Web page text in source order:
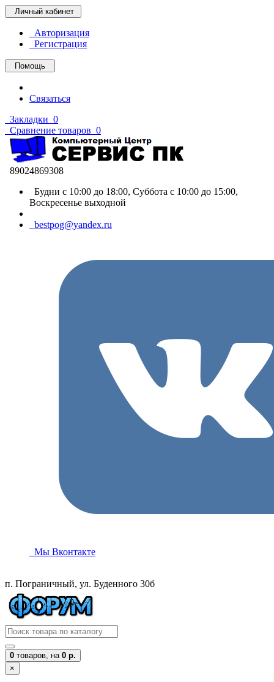
Личный кабинет
Авторизация
Регистрация
Помощь
Связаться
Закладки 0
Сравнение товаров 0
89024869308
Будни с 10:00 до 18:00, Суббота с 10:00 до 15:00,
Воскресенье выходной
bestpog@yandex.ru
Мы Вконтакте
п. Пограничный, ул. Буденного 30б
0 товаров, на 0 р.
×